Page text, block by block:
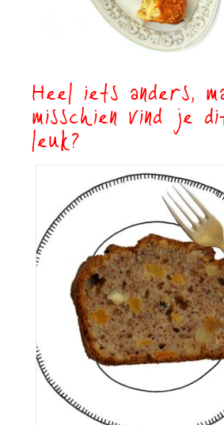
Heel iets anders,
misschien vind je
leuk?